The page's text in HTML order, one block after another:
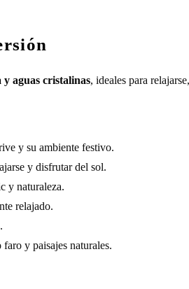
y aguas cristalinas, ideales para
y su ambiente festivo.
y disfrutar del sol.
y naturaleza.
relajado.
y paisajes naturales.